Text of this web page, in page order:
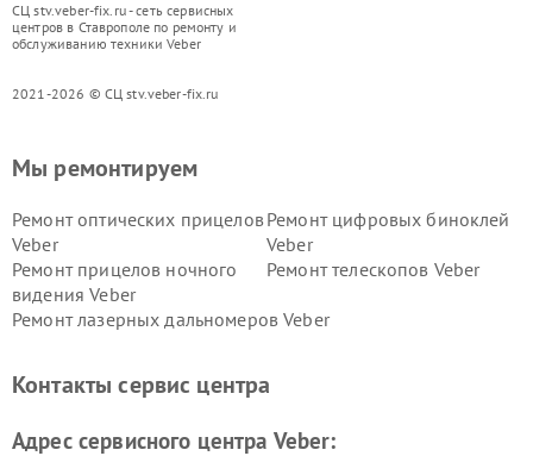
СЦ stv.veber-fix.ru - сеть сервисных
центров в Ставрополе по ремонту и
обслуживанию техники Veber
2021-2026 © СЦ stv.veber-fix.ru
Мы ремонтируем
Ремонт оптических прицелов
Veber
Ремонт цифровых биноклей
Veber
Ремонт прицелов ночного
видения Veber
Ремонт телескопов Veber
Ремонт лазерных дальномеров Veber
Контакты сервис центра
Адрес сервисного центра Veber: